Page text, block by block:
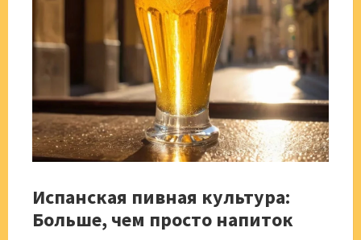
Испанская пивная культура:
Больше, чем просто напиток